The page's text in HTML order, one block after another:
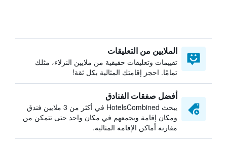
الملايين من التعليقات
تقييمات وتعليقات حقيقية من ملايين النزلاء، مثلك
تمامًا. احجز إقامتك المثالية بكل ثقة!
أفضل صفقات الفنادق
يبحث HotelsCombined في أكثر من 3 ملايين فندق
ومكان إقامة ويجمعهم في مكان واحد حتى تتمكن من
مقارنة أماكن الإقامة المثالية.